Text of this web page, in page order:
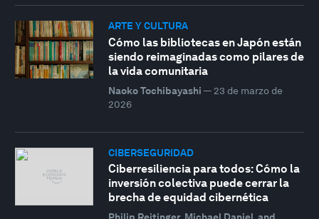
ARTE Y CULTURA
Cómo las bibliotecas en Japón están
siendo reimaginadas como pilares de
la vida comunitaria
Naoko Tochibayashi — 23 de marzo de
2026
CIBERSEGURIDAD
Ciberresiliencia para todos: Cómo la
inversión colectiva puede cerrar la
brecha de equidad cibernética